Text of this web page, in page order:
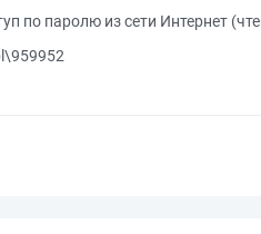
по паролю из сети Интернет